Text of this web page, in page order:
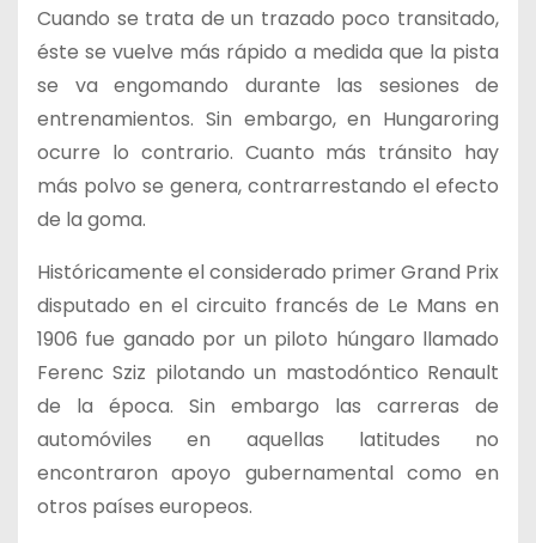
Cuando se trata de un trazado poco transitado,
éste se vuelve más rápido a medida que la pista
se va engomando durante las sesiones de
entrenamientos. Sin embargo, en Hungaroring
ocurre lo contrario. Cuanto más tránsito hay
más polvo se genera, contrarrestando el efecto
de la goma.
Históricamente el considerado primer Grand Prix
disputado en el circuito francés de Le Mans en
1906 fue ganado por un piloto húngaro llamado
Ferenc Sziz pilotando un mastodóntico Renault
de la época. Sin embargo las carreras de
automóviles en aquellas latitudes no
encontraron apoyo gubernamental como en
otros países europeos.